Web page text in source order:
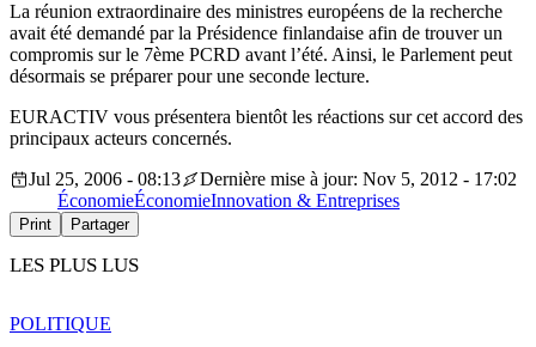
La réunion extraordinaire des ministres européens de la recherche
avait été demandé par la Présidence finlandaise afin de trouver un
compromis sur le 7ème PCRD avant l’été. Ainsi, le Parlement peut
désormais se préparer pour une seconde lecture.
EURACTIV vous présentera bientôt les réactions sur cet accord des
principaux acteurs concernés.
Jul 25, 2006 - 08:13
Dernière mise à jour: Nov 5, 2012 - 17:02
ÉconomieÉconomieInnovation & Entreprises
Print Partager
LES PLUS LUS
POLITIQUE